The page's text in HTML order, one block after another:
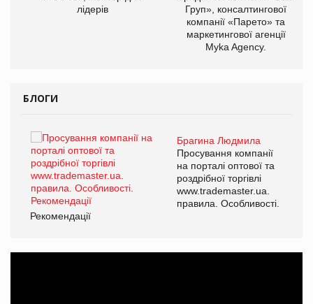
лідерів
Груп», консалтингової
компанії «Парето» та
маркетингової агенції
Myka Agency.
БЛОГИ
Брагина Людмила
Просування компанії
на порталі оптової та
роздрібної торгівлі
www.trademaster.ua.
правила. Особливості.
Рекомендації